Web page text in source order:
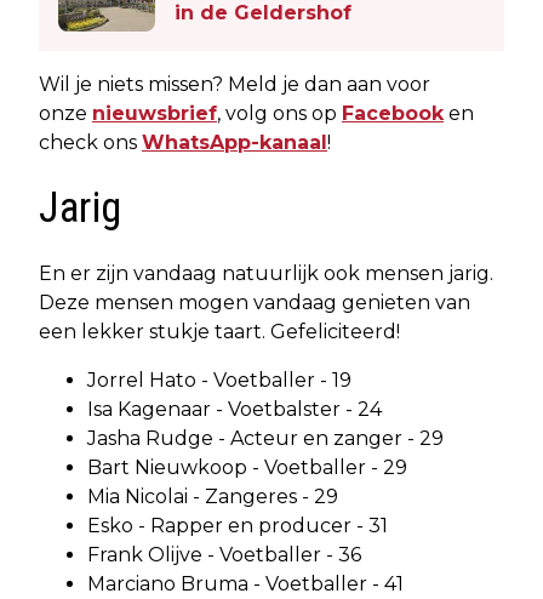
in de Geldershof
Wil je niets missen? Meld je dan aan voor
onze nieuwsbrief, volg ons op Facebook en
check ons WhatsApp-kanaal!
Jarig
En er zijn vandaag natuurlijk ook mensen jarig.
Deze mensen mogen vandaag genieten van
een lekker stukje taart. Gefeliciteerd!
Jorrel Hato - Voetballer - 19
Isa Kagenaar - Voetbalster - 24
Jasha Rudge - Acteur en zanger - 29
Bart Nieuwkoop - Voetballer - 29
Mia Nicolai - Zangeres - 29
Esko - Rapper en producer - 31
Frank Olijve - Voetballer - 36
Marciano Bruma - Voetballer - 41